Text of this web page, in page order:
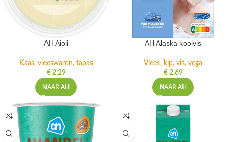
AH Aioli
Kaas, vleeswaren, tapas
€2,29
NAAR AH
AH Alaska koolvis
Vlees, kip, vis, vega
€2,69
NAAR AH